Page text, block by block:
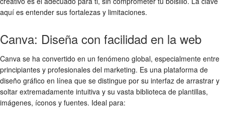
aquí es entender sus fortalezas y limitaciones.
Canva: Diseña con facilidad en la web
Canva se ha convertido en un fenómeno global, especialmente entre
principiantes y profesionales del marketing. Es una plataforma de
diseño gráfico en línea que se distingue por su interfaz de arrastrar y
soltar extremadamente intuitiva y su vasta biblioteca de plantillas,
imágenes, íconos y fuentes. Ideal para: